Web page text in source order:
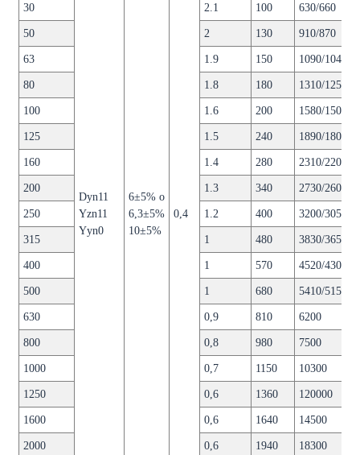
Dyn11
Yzn11
Yyn0
6±5% o
6,3±5%
10±5%
0,4
30 2.1 100 630/660
50 2 130 910/870
63 1.9 150 1090/1040
80 1.8 180 1310/1250
100 1.6 200 1580/1500
125 1.5 240 1890/1800
160 1.4 280 2310/2200
200 1.3 340 2730/2600
250 1.2 400 3200/3050
315 1 480 3830/3650
400 1 570 4520/4300
500 1 680 5410/5150
630 0,9 810 6200
800 0,8 980 7500
1000 0,7 1150 10300
1250 0,6 1360 120000
1600 0,6 1640 14500
2000 0,6 1940 18300